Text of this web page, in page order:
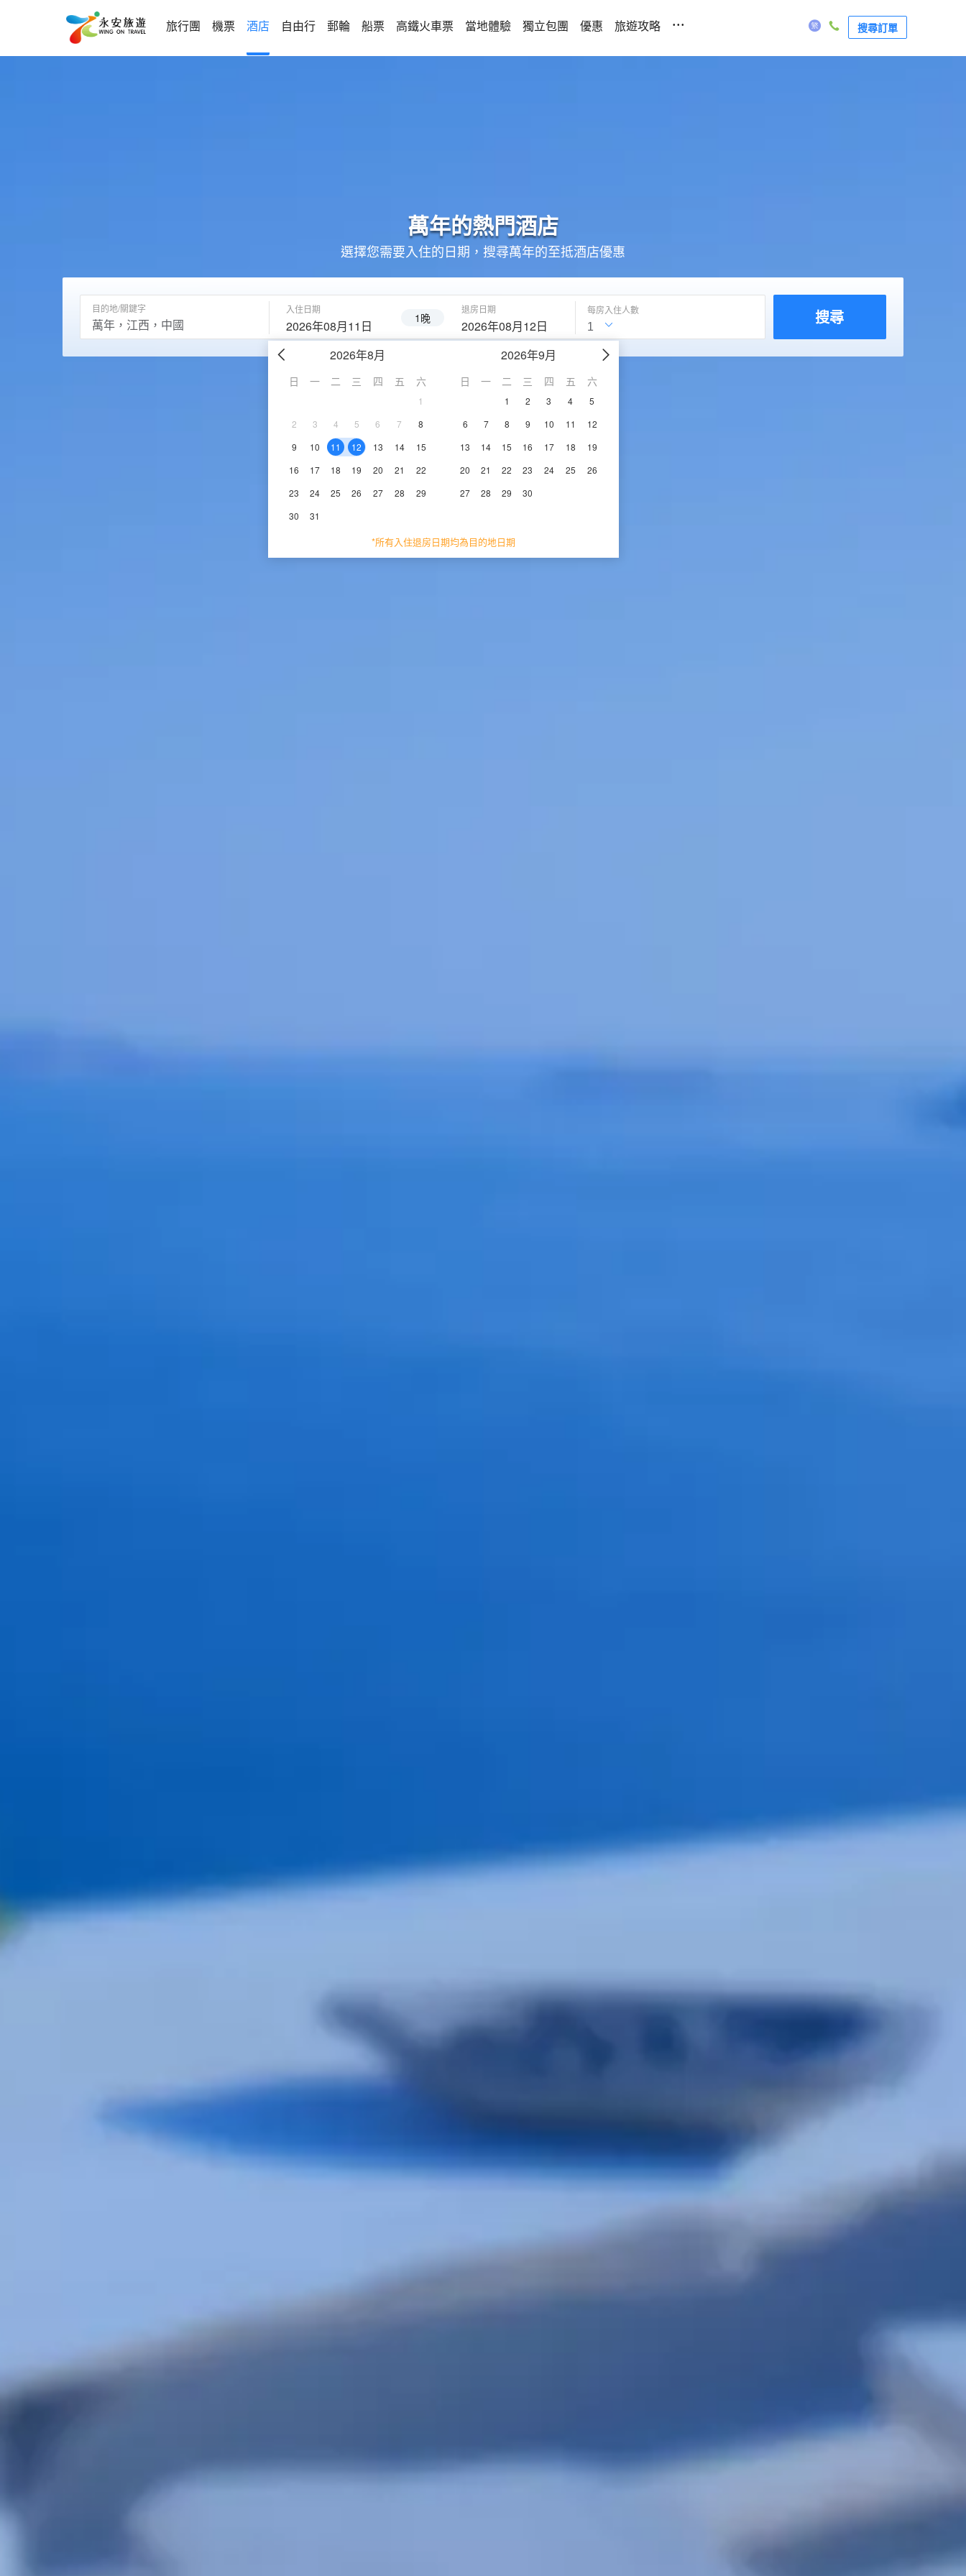
旅行團 機票 酒店 自由行 郵輪 船票 高鐵火車票 當地體驗 獨立包團 優惠 旅遊攻略 ... 搜尋訂單
萬年的熱門酒店
選擇您需要入住的日期，搜尋萬年的至抵酒店優惠
目的地/關鍵字 入住日期
2026年08月11日 1晚
退房日期
2026年08月12日
2026年8月
日 一 二 三 四 五 六
1
2
3 4 5 6 7
8
9
10 11 12 13 14
15
16
17 18 19 20 21
22
23
24 25 26 27 28
29
30
31
2026年9月
日 一 二 三 四 五 六
1 2 3 4
5
6
7 8 9 10 11
12
13
14 15 16 17 18
19
20
21 22 23 24 25
26
27
28 29 30
*所有入住退房日期均為目的地日期
每房入住人數 搜尋